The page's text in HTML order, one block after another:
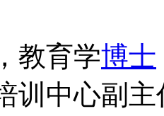
育学博士
训中心副